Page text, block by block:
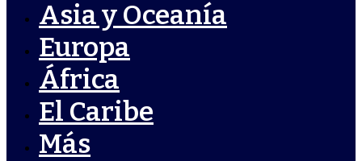
Asia y Oceanía
Europa
África
El Caribe
Más